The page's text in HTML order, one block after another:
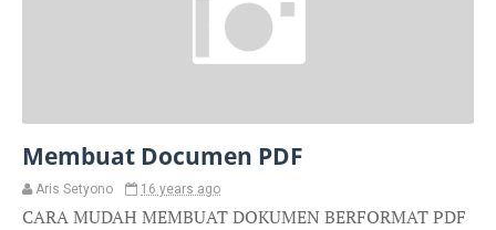
Membuat Documen PDF
Aris Setyono 16 years ago
CARA MUDAH MEMBUAT DOKUMEN BERFORMAT PDF